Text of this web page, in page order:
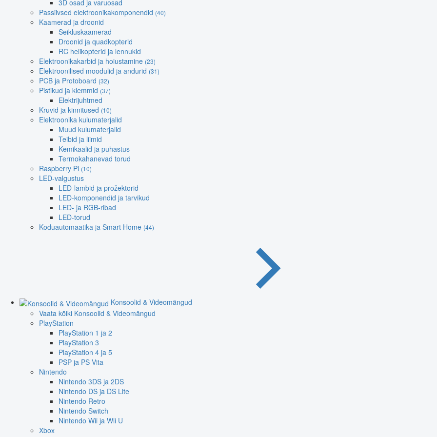
3D osad ja varuosad
Passiivsed elektroonikakomponendid (40)
Kaamerad ja droonid
Seikluskaamerad
Droonid ja quadkopterid
RC helikopterid ja lennukid
Elektroonikakarbid ja hoiustamine (23)
Elektroonilised moodulid ja andurid (31)
PCB ja Protoboard (32)
Pistikud ja klemmid (37)
Elektrijuhtmed
Kruvid ja kinnitused (10)
Elektroonika kulumaterjalid
Muud kulumaterjalid
Teibid ja liimid
Kemikaalid ja puhastus
Termokahanevad torud
Raspberry Pi (10)
LED-valgustus
LED-lambid ja prožektorid
LED-komponendid ja tarvikud
LED- ja RGB-ribad
LED-torud
Koduautomaatika ja Smart Home (44)
Konsoolid & Videomängud
Vaata kõiki Konsoolid & Videomängud
PlayStation
PlayStation 1 ja 2
PlayStation 3
PlayStation 4 ja 5
PSP ja PS Vita
Nintendo
Nintendo 3DS ja 2DS
Nintendo DS ja DS Lite
Nintendo Retro
Nintendo Switch
Nintendo Wii ja Wii U
Xbox